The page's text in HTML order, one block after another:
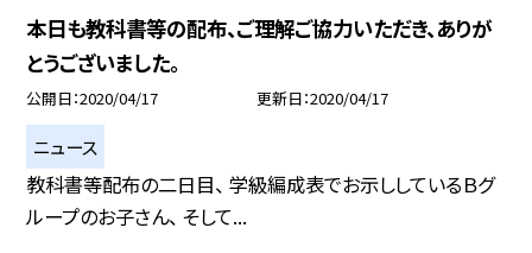
本日も教科書等の配布、ご理解ご協力いただき、ありが
とうございました。
公開日 2020/04/17 更新日 2020/04/17
ニュース
教科書等配布の二日目、 学級編成表でお示ししているＢグ
ループのお子さん、 そして...